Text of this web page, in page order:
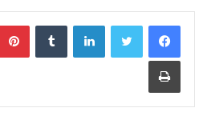
لينكدإن
طباعة